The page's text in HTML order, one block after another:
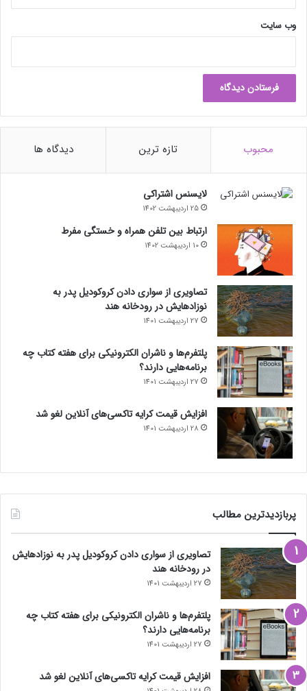
وب‌ سایت
محبوب تازه ترین دیدگاه ها
لایسنس اشتراکی
25 اردیبهشت 1402
ارتباط بین تلفن همراه و خستگی مفرط
10 اردیبهشت 1402
تصاویری از سواری دادن کروکودیل پدر به
نوزادهایش در رودخانه هند
27 اردیبهشت 1401
پلتفرم‌ها و ناشران الکترونیکی برای هفته کتاب چه
برنامه‌هایی دارند؟
27 اردیبهشت 1401
افزایش قیمت کرایه تاکسی‌های آنلاین لغو شد
28 اردیبهشت 1401
پربازدیدترین مطالب
تصاویری از سواری دادن کروکودیل پدر به نوزادهایش
در رودخانه هند
27 اردیبهشت 1401
پلتفرم‌ها و ناشران الکترونیکی برای هفته کتاب چه
برنامه‌هایی دارند؟
27 اردیبهشت 1401
افزایش قیمت کرایه تاکسی‌های آنلاین لغو شد